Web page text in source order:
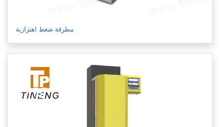
مطرقة ضغط اهتزازية